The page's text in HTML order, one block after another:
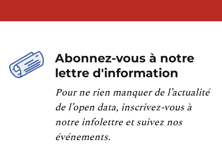
Abonnez-vous à notre
lettre d'information
Pour ne rien manquer de l’actualité
de l’open data, inscrivez-vous à
notre infolettre et suivez nos
événements.